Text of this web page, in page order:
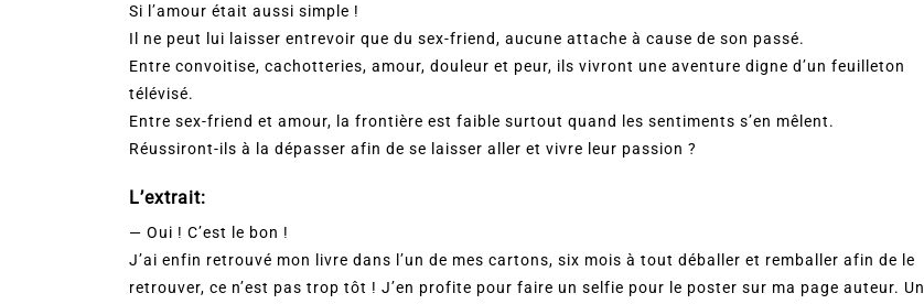
Si l’amour était aussi simple !
Il ne peut lui laisser entrevoir que du sex-friend, aucune attache à cause de son passé.
Entre convoitise, cachotteries, amour, douleur et peur, ils vivront une aventure digne d’un feuilleton
télévisé.
Entre sex-friend et amour, la frontière est faible surtout quand les sentiments s’en mêlent.
Réussiront-ils à la dépasser afin de se laisser aller et vivre leur passion ?
L’extrait:
— Oui ! C’est le bon !
J’ai enfin retrouvé mon livre dans l’un de mes cartons, six mois à tout déballer et remballer afin de le
retrouver, ce n’est pas trop tôt ! J’en profite pour faire un selfie pour le poster sur ma page auteur. Un